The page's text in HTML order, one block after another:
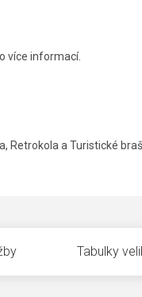
více informací.
Retrokola a Turistické
Tabulky